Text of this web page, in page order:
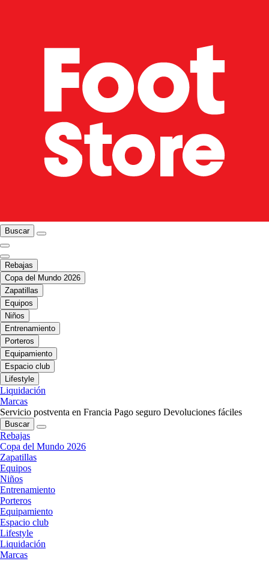
Buscar
Rebajas
Copa del Mundo 2026
Zapatillas
Equipos
Niños
Entrenamiento
Porteros
Equipamiento
Espacio club
Lifestyle
Liquidación
Marcas
Servicio postventa en Francia Pago seguro Devoluciones fáciles
Buscar
Rebajas
Copa del Mundo 2026
Zapatillas
Equipos
Niños
Entrenamiento
Porteros
Equipamiento
Espacio club
Lifestyle
Liquidación
Marcas